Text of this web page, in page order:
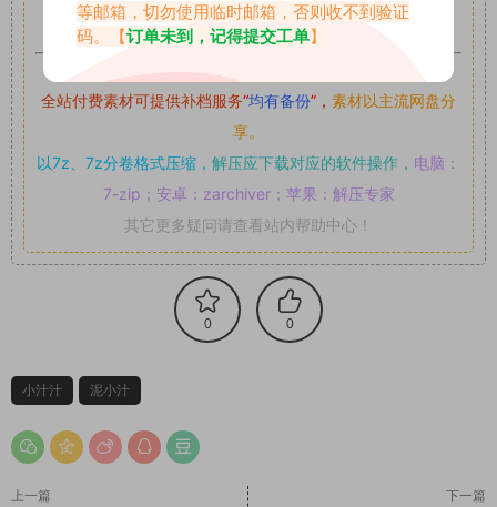
可,禁止用于任何商业途径！请在下载24小时内删除！
全站付费素材可提供补档服务“均有备份”， 素材以主流网盘分
享。
以7z、7z分卷格式压缩， 解压应下载对应的软件操作， 电脑：
7-zip；安卓：zarchiver；苹果：解压专家
其它更多疑问请查看站内帮助中心！
0 0
小汁汁 泥小汁
上一篇 下一篇
等邮箱，切勿使用临时邮箱，否则收不到验证
码。【订单未到，记得提交工单】